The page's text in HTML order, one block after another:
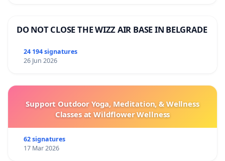
DO NOT CLOSE THE WIZZ AIR BASE IN BELGRADE
24 194 signatures
26 Jun 2026
Support Outdoor Yoga, Meditation, & Wellness
Classes at Wildflower Wellness
62 signatures
17 Mar 2026